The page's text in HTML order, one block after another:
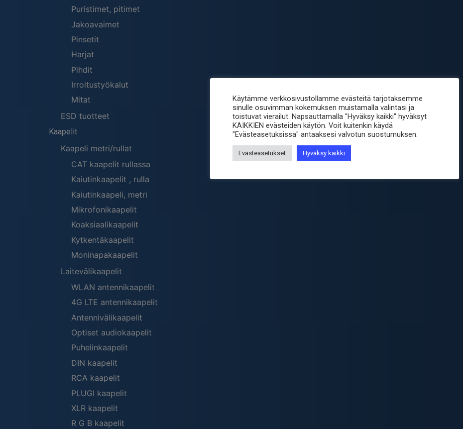
Puristimet, pitimet
Jakoavaimet
Pinsetit
Harjat
Pihdit
Irroitustyökalut
Mitat
ESD tuotteet
Kaapelit
Kaapeli metri/rullat
CAT kaapelit rullassa
Kaiutinkaapelit , rulla
Kaiutinkaapeli, metri
Mikrofonikaapelit
Koaksiaalikaapelit
Kytkentäkaapelit
Moninapakaapelit
Laitevälikaapelit
WLAN antennikaapelit
4G LTE antennikaapelit
Antennivälikaapelit
Optiset audiokaapelit
Puhelinkaapelit
DIN kaapelit
RCA kaapelit
PLUGI kaapelit
XLR kaapelit
R G B kaapelit
Käytämme verkkosivustollamme evästeitä tarjotaksemme
sinulle osuvimman kokemuksen muistamalla valintasi ja
toistuvat vierailut. Napsauttamalla "Hyväksy kaikki" hyväksyt
KAIKKIEN evästeiden käytön. Voit kuitenkin käydä
"Evästeasetuksissa" antaaksesi valvotun suostumuksen.
Evästeasetukset Hyväksy kaikki